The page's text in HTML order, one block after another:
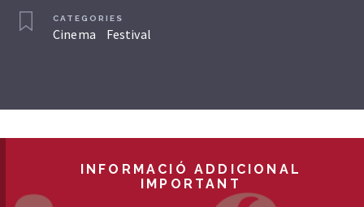
CATEGORIES
Cinema Festival
INFORMACIÓ ADDICIONAL
IMPORTANT